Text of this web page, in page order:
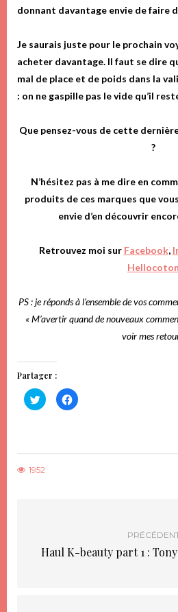
donnant davantage envie de faire
Je saurais juste pour le prochain
acheter davantage. Il faut se dire
mal de place et de poids dans la
: on ne gaspille pas le vide qu’il
Que pensez-vous de cette
?
N’hésitez pas à me dire en
produits de ces marques que
envie d’en découvrir
Retrouvez moi sur Facebook,
Hellocoton
PS : je réponds à l’ensemble de vos
« M’avertir quand de nouveaux
voir mes
Partager :
Cliquez
pour
partager
nouvelle
Cliquez
pour
nouvelle
1952
Haul K-beauty part 1 :